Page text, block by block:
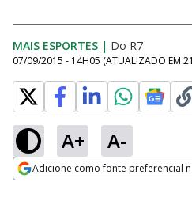
MAIS ESPORTES | Do R7
07/09/2015 - 14H05 (ATUALIZADO EM
A+ A-
Adicione como fonte preferencial